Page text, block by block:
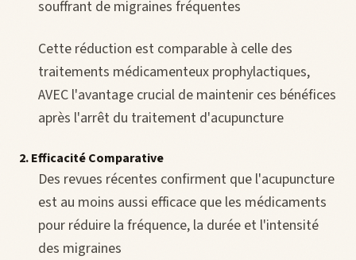
souffrant de migraines fréquentes
Cette réduction est comparable à celle des
traitements médicamenteux prophylactiques,
AVEC l'avantage crucial de maintenir ces bénéfices
après l'arrêt du traitement d'acupuncture
2. Efficacité Comparative
Des revues récentes confirment que l'acupuncture
est au moins aussi efficace que les médicaments
pour réduire la fréquence, la durée et l'intensité
des migraines